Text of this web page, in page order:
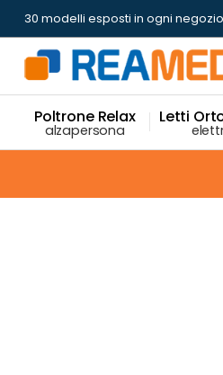
30 modelli esposti in ogni
Poltrone Relax
alzapersona
Letti